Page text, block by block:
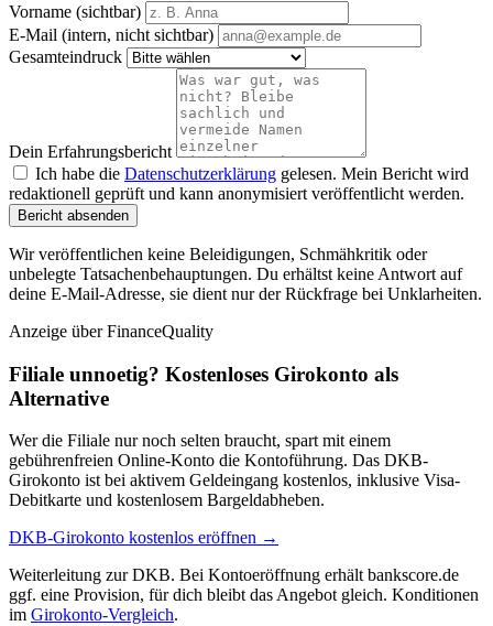
Vorname (sichtbar)
E-Mail (intern, nicht sichtbar)
Gesamteindruck
Dein Erfahrungsbericht
Ich habe die Datenschutzerklärung gelesen. Mein Bericht wird
redaktionell geprüft und kann anonymisiert veröffentlicht werden.
Bericht absenden
Wir veröffentlichen keine Beleidigungen, Schmähkritik oder
unbelegte Tatsachenbehauptungen. Du erhältst keine Antwort auf
deine E-Mail-Adresse, sie dient nur der Rückfrage bei Unklarheiten.
Anzeige über FinanceQuality
Filiale unnoetig? Kostenloses Girokonto als
Alternative
Wer die Filiale nur noch selten braucht, spart mit einem
gebührenfreien Online-Konto die Kontoführung. Das DKB-
Girokonto ist bei aktivem Geldeingang kostenlos, inklusive Visa-
Debitkarte und kostenlosem Bargeldabheben.
DKB-Girokonto kostenlos eröffnen →
Weiterleitung zur DKB. Bei Kontoeröffnung erhält bankscore.de
ggf. eine Provision, für dich bleibt das Angebot gleich. Konditionen
im Girokonto-Vergleich.